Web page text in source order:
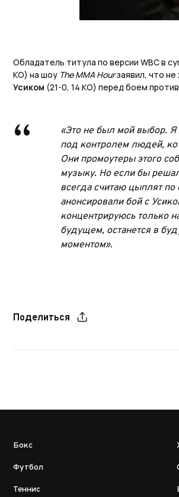
Обладатель титула по версии WBC в
КО) на шоу The MMA Hourзаявил, что не
Усиком (21-0, 14 KO) перед боем против
«Это не был мой выбор. Я
под контролем людей,
Они промоутеры этого
музыку. Но если бы
всегда считаю цыплят
анонсировали бой с
концентрируюсь только
будущем, останется в
моментом».
Поделиться
Бокс
Футбол
Теннис